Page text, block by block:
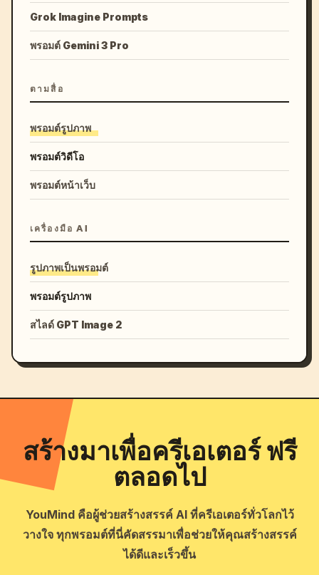
Grok Imagine Prompts
พรอมต์ Gemini 3 Pro
ตามสื่อ
พรอมต์รูปภาพ
พรอมต์วิดีโอ
พรอมต์หน้าเว็บ
เครื่องมือ AI
รูปภาพเป็นพรอมต์
พรอมต์รูปภาพ
สไลด์ GPT Image 2
สร้างมาเพื่อครีเอเตอร์ ฟรี
ตลอดไป
YouMind คือผู้ช่วยสร้างสรรค์ AI ที่ครีเอเตอร์ทั่วโลกไว้
วางใจ ทุกพรอมต์ที่นี่คัดสรรมาเพื่อช่วยให้คุณสร้างสรรค์
ได้ดีและเร็วขึ้น